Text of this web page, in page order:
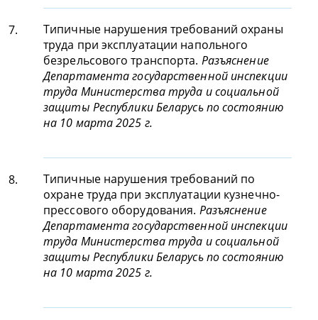
7.
Типичные нарушения требований охраны
труда при эксплуатации напольного
безрельсового транспорта. Разъяснение
Департамента государственной инспекции
труда Министерства труда и социальной
защиты Республики Беларусь по состоянию
на 10 марта 2025 г.
8.
Типичные нарушения требований по
охране труда при эксплуатации кузнечно-
прессового оборудования. Разъяснение
Департамента государственной инспекции
труда Министерства труда и социальной
защиты Республики Беларусь по состоянию
на 10 марта 2025 г.